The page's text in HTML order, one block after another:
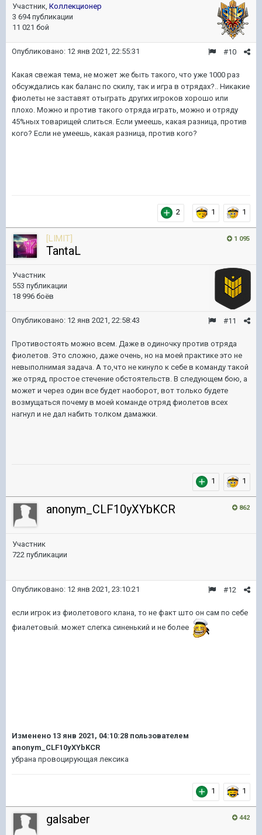
Участник, Коллекционер
3 694 публикации
11 021 бой
#10
Опубликовано: 12 янв 2021, 22:55:31
Какая свежая тема, не может же быть такого, что уже 1000 раз
обсуждались как баланс по скилу, так и игра в отрядах?.. Никакие
фиолеты не заставят отыграть других игроков хорошо или
плохо. Можно и против такого отряда играть, можно и отряду
45%ных товарищей слиться. Если умеешь, какая разница, против
кого? Если не умеешь, какая разница, против кого?
2 1 1
1 095
[LIMIT]
TantaL
Участник
553 публикации
18 996 боёв
#11
Опубликовано: 12 янв 2021, 22:58:43
Противостоять можно всем. Даже в одиночку против отряда
фиолетов. Это сложно, даже очень, но на моей практике это не
невыполнимая задача. А то,что не кинуло к себе в команду такой
же отряд, простое стечение обстоятельств. В следующем бою, а
может и через один все будет наоборот, вот только будете
возмущаться почему в моей команде отряд фиолетов всех
нагнул и не дал набить толком дамажки.
1 1
862
anonym_CLF10yXYbKCR
Участник
722 публикации
#12
Опубликовано: 12 янв 2021, 23:10:21
если игрок из фиолетового клана, то не факт што он сам по себе
фиалетовый. может слегка синенький и не более
Изменено 13 янв 2021, 04:10:28 пользователем
anonym_CLF10yXYbKCR
убрана провоцирующая лексика
1 1
442
galsaber